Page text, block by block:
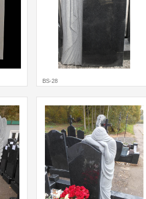
BS-28